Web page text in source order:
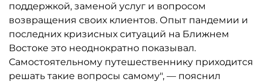
поддержкой, заменой услуг и вопросом
возвращения своих клиентов. Опыт пандемии и
последних кризисных ситуаций на Ближнем
Востоке это неоднократно показывал.
Самостоятельному путешественнику приходится
решать такие вопросы самому", — пояснил